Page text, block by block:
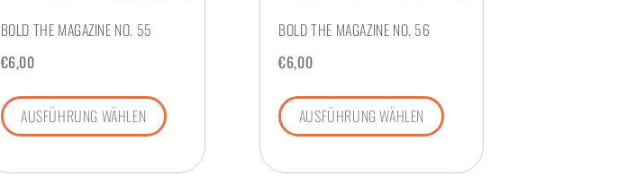
BOLD THE MAGAZINE NO. 55
€6,00
AUSFÜHRUNG WÄHLEN
BOLD THE MAGAZINE NO. 56
€6,00
AUSFÜHRUNG WÄHLEN